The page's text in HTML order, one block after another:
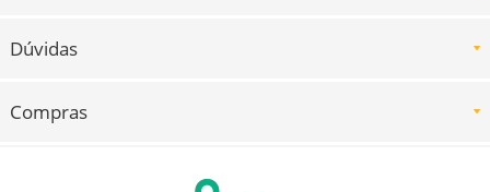
Dúvidas
Compras